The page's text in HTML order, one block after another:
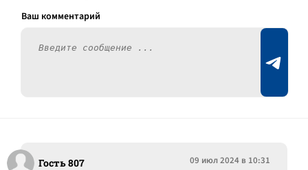
Гость 807 09 июл 2024 в 10:31